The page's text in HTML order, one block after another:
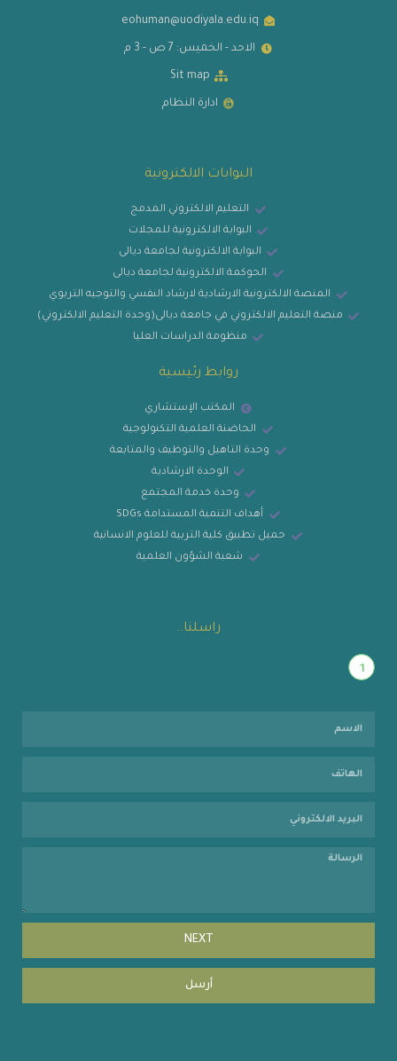
eohuman@uodiyala.edu.iq
الاحد - الخميس: 7 ص - 3 م
Sit map
ادارة النظام
البوابات الالكترونية
التعليم الالكتروني المدمج
البوابة الالكترونية للمجلات
البوابة الالكترونية لجامعة ديالى
الحوكمة الالكترونية لجامعة ديالى
المنصة الالكترونية الارشادية لارشاد النفسي والتوجيه التربوي
منصة التعليم الالكتروني في جامعة ديالى(وحدة التعليم الالكتروني)
منظومة الدراسات العليا
روابط رئيسية
المكتب الإستشاري
الحاضنة العلمية التكنولوجية
وحدة التاهيل والتوظيف والمتابعة
الوحدة الارشادية
وحدة خدمة المجتمع
أهداف التنمية المستدامة SDGs
حميل تطبيق كلية التربية للعلوم الانسانية
شعبة الشؤون العلمية
راسلنا..
1
NEXT
أرسل